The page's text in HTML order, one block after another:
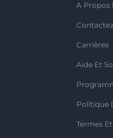
A Propos
Carrières
Aide Et
Politique
Termes